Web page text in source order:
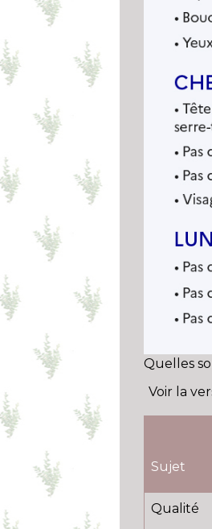
Quelles
Voir la
Sujet
Qualité